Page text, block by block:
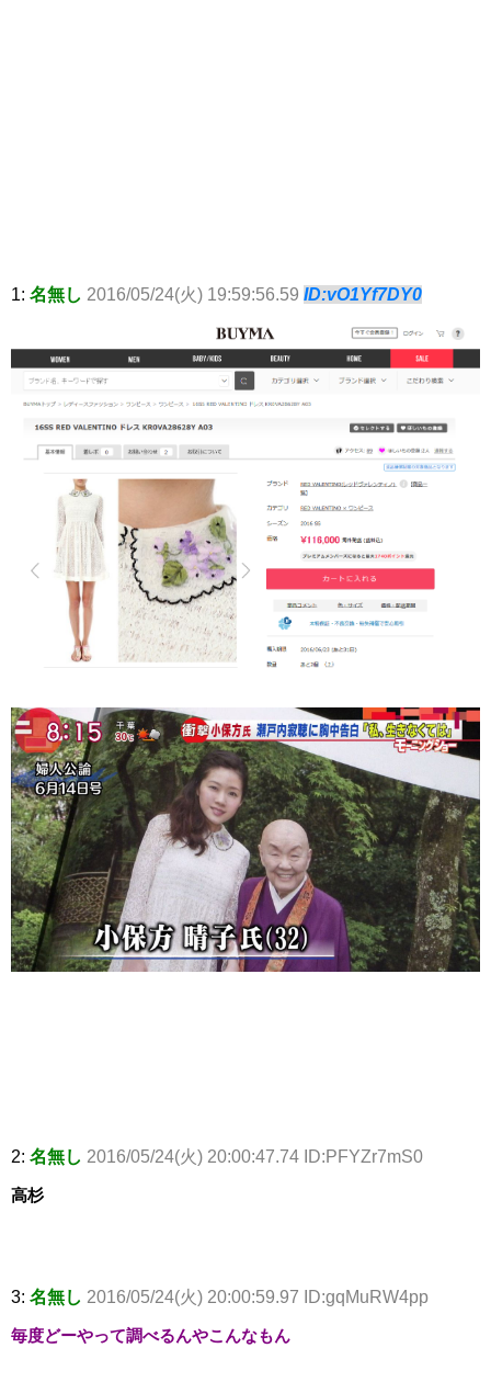
1: 名無し 2016/05/24(火) 19:59:56.59 ID:vO1Yf7DY0
2: 名無し 2016/05/24(火) 20:00:47.74 ID:PFYZr7mS0
高杉
3: 名無し 2016/05/24(火) 20:00:59.97 ID:gqMuRW4pp
毎度どーやって調べるんやこんなもん